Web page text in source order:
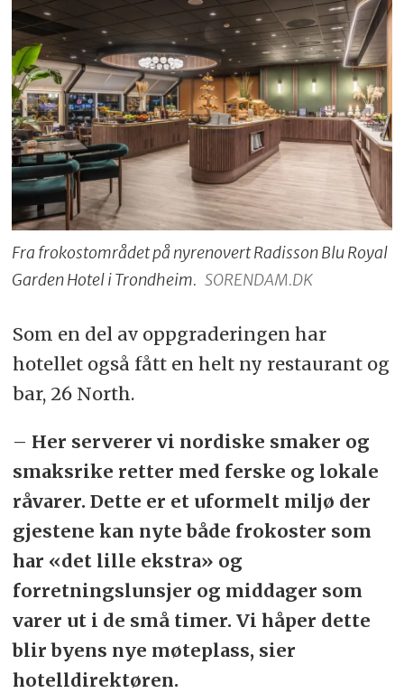
Fra frokostområdet på nyrenovert Radisson Blu Royal
Garden Hotel i Trondheim. SORENDAM.DK
Som en del av oppgraderingen har
hotellet også fått en helt ny restaurant og
bar, 26 North.
– Her serverer vi nordiske smaker og
smaksrike retter med ferske og lokale
råvarer. Dette er et uformelt miljø der
gjestene kan nyte både frokoster som
har «det lille ekstra» og
forretningslunsjer og middager som
varer ut i de små timer. Vi håper dette
blir byens nye møteplass, sier
hotelldirektøren.